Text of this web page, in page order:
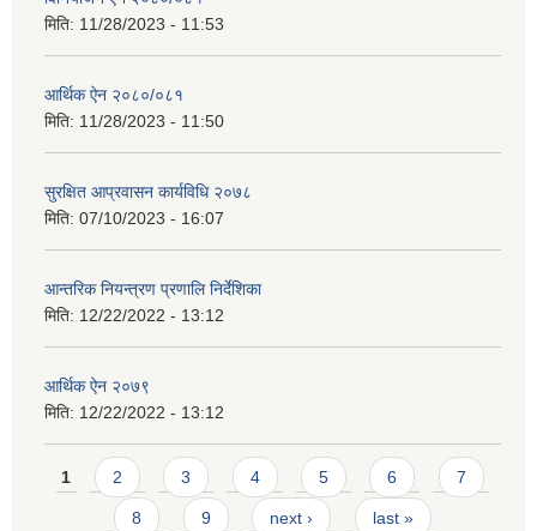
मिति: 11/28/2023 - 11:53
आर्थिक ऐन २०८०/०८१
मिति: 11/28/2023 - 11:50
सुरक्षित आप्रवासन कार्यविधि २०७८
मिति: 07/10/2023 - 16:07
आन्तरिक नियन्त्रण प्रणालि निर्देशिका
मिति: 12/22/2022 - 13:12
आर्थिक ऐन २०७९
मिति: 12/22/2022 - 13:12
Pages
1 2 3 4 5 6 7
8 9 next › last »